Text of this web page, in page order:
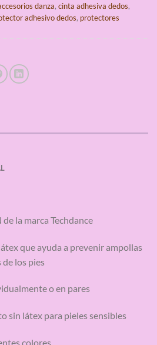
danza, cinta adhesiva dedos,
adhesivo dedos, protectores
la marca Techdance
que ayuda a prevenir ampollas
de los pies
o en pares
sin látex para pieles sensibles
colores